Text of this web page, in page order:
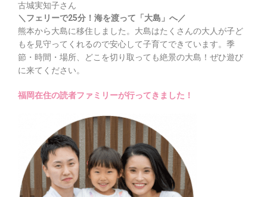
古城実知子さん
＼フェリーで25分！海を渡って「大島」へ／
熊本から大島に移住しました。大島はたくさんの大人が子ど
もを見守ってくれるので安心して子育てできています。季
節・時間・場所、どこを切り取っても絶景の大島！ぜひ遊び
に来てください。
福岡在住の読者ファミリーが行ってきました！